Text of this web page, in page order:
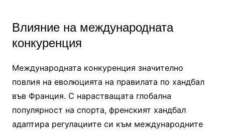
Влияние на международната
конкуренция
Международната конкуренция значително
повлия на еволюцията на правилата по хандбал
във Франция. С нарастващата глобална
популярност на спорта, френският хандбал
адаптира регулациите си към международните